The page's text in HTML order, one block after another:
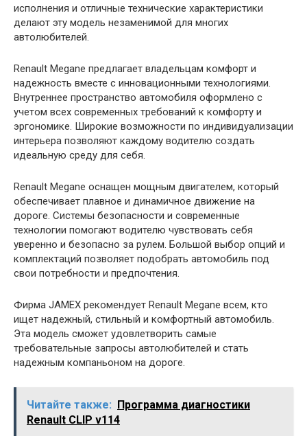
исполнения и отличные технические характеристики
делают эту модель незаменимой для многих
автолюбителей.
Renault Megane предлагает владельцам комфорт и
надежность вместе с инновационными технологиями.
Внутреннее пространство автомобиля оформлено с
учетом всех современных требований к комфорту и
эргономике. Широкие возможности по индивидуализации
интерьера позволяют каждому водителю создать
идеальную среду для себя.
Renault Megane оснащен мощным двигателем, который
обеспечивает плавное и динамичное движение на
дороге. Системы безопасности и современные
технологии помогают водителю чувствовать себя
уверенно и безопасно за рулем. Большой выбор опций и
комплектаций позволяет подобрать автомобиль под
свои потребности и предпочтения.
Фирма JAMEX рекомендует Renault Megane всем, кто
ищет надежный, стильный и комфортный автомобиль.
Эта модель сможет удовлетворить самые
требовательные запросы автолюбителей и стать
надежным компаньоном на дороге.
Читайте также: Программа диагностики
Renault CLIP v114